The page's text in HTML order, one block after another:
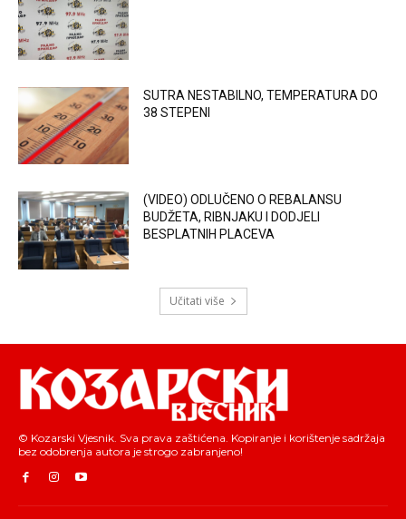
SUTRA NESTABILNO, TEMPERATURA DO
38 STEPENI
(VIDEO) ODLUČENO O REBALANSU
BUDŽETA, RIBNJAKU I DODJELI
BESPLATNIH PLACEVA
Učitati više
© Kozarski Vjesnik. Sva prava zaštićena. Kopiranje i korištenje sadržaja
bez odobrenja autora je strogo zabranjeno!